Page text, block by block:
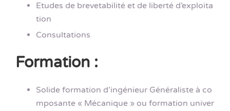
Etudes de brevetabilité et de liberté d’exploita
tion
Consultations
Formation :
Solide formation d’ingénieur Généraliste à co
mposante « Mécanique » ou formation univer